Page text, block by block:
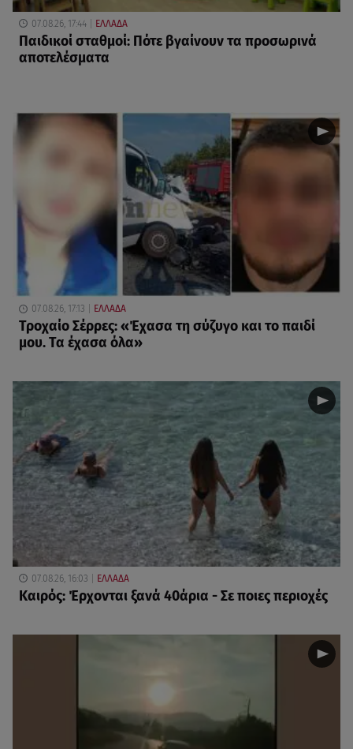
07.08.26, 17:44 ΕΛΛΑΔΑ
Παιδικοί σταθμοί: Πότε βγαίνουν τα προσωρινά
αποτελέσματα
07.08.26, 17:13 ΕΛΛΑΔΑ
Τροχαίο Σέρρες: «Έχασα τη σύζυγο και το παιδί
μου. Τα έχασα όλα»
07.08.26, 16:03 ΕΛΛΑΔΑ
Καιρός: Έρχονται ξανά 40άρια - Σε ποιες περιοχές